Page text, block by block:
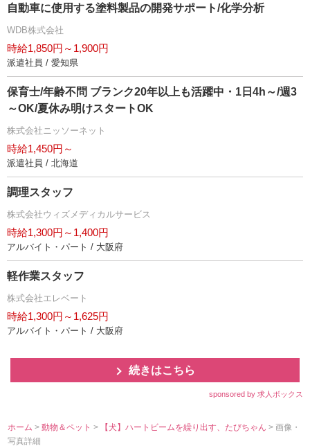
自動車に使用する塗料製品の開発サポート/化学分析
WDB株式会社
時給1,850円～1,900円
派遣社員 / 愛知県
保育士/年齢不問 ブランク20年以上も活躍中・1日4h～/週3
～OK/夏休み明けスタートOK
株式会社ニッソーネット
時給1,450円～
派遣社員 / 北海道
調理スタッフ
株式会社ウィズメディカルサービス
時給1,300円～1,400円
アルバイト・パート / 大阪府
軽作業スタッフ
株式会社エレベート
時給1,300円～1,625円
アルバイト・パート / 大阪府
続きはこちら
sponsored by 求人ボックス
ホーム >動物＆ペット> 【犬】ハートビームを繰り出す、たびちゃん> 画像・
写真詳細